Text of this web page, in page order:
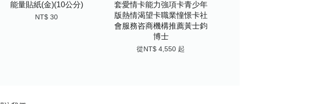
能量貼紙(金)(10公分)
NT$ 30
套愛情卡能力強項卡青少年
版熱情渴望卡職業憧憬卡社
會服務咨商機構推薦黃士鈞
博士
從 NT$ 4,550 起